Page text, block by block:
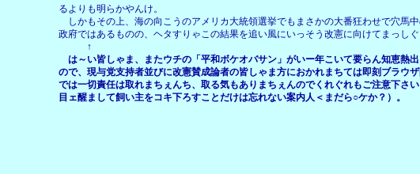
るよりも明らかやんけ。
しかもその上、海の向こうのアメリカ大統領選挙でもまさかの大番狂わせで穴馬
政府ではあるものの、ヘタすりゃこの結果を追い風にいっそう改憲に向けてまっ
↑
は～い皆しゃま、またウチの「平和ボケオバサン」がいー年こいて要らん知恵
ので、現与党支持者並びに改憲賛成論者の皆しゃま方におかれまちては即刻ブラ
では一切責任は取れまちぇんち、取る気もありまちぇんのでくれぐれもご注意下さ
目ェ醒まして飼い主をコキ下ろすことだけは忘れない案内人＜まだら○ケか？）。